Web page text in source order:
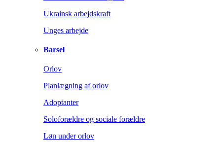
Ukrainsk arbejdskraft
Unges arbejde
Barsel
Orlov
Planlægning af orlov
Adoptanter
Soloforældre og sociale forældre
Løn under orlov